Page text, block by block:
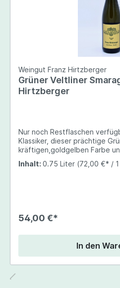
Weingut Franz Hirtzberger
Grüner Veltliner
Hirtzberger
Nur noch Restflaschen
Klassiker, dieser prächtige
kräftigen,goldgelben Farbe
tiefgründigen Tonböden.
Inhalt: 0.75 Liter (72,00 €* /
54,00 €*
In den